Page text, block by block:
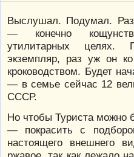
Выслушал. Подумал. Раз
— конечно
утилитарных целях.
экземпляр, раз уж он
кроководством. Будет
— в семье сейчас 12
СССР.
Но чтобы Туриста можно
— покрасить с
настоящего внешнего